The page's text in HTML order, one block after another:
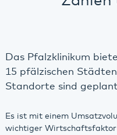
Das Pfalzklinikum
15 pfälzischen
Standorte sind
Es ist mit einem
wichtiger Wirtschaftsfaktor